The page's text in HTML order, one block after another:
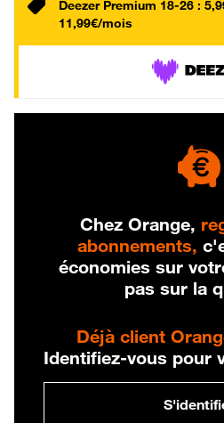
Deezer Premium 18-26 :
11,99€/mois
Chez Orange,
abonnements,
économies sur
pas sur la
Déjà client
Identifiez-vous pour